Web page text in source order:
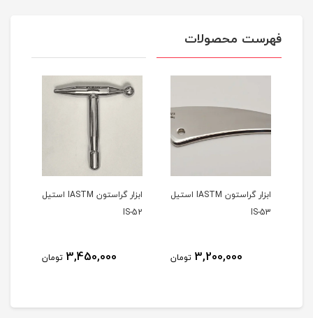
فهرست محصولات
ابزار گراستون IASTM استیل
IS-53
3,200,000 تومان
ابزار گراستون IASTM استیل
IS-52
3,450,000 تومان